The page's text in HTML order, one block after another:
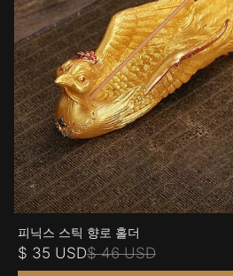
피닉스 스틱 향로 홀더
$ 35 USD$ 46 USD